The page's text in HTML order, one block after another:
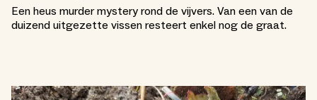
Een heus murder mystery rond de vijvers. Van een van de
duizend uitgezette vissen resteert enkel nog de graat.